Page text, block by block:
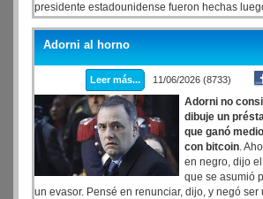
presidente estadounidense fueron hechas
que Washington concretó ayer contra la
además, son producto del estancamiento de
paz de las últimas horas.
Adorni al horno
Leer más... 11/06/2026 (8733)
Adorni no
dibuje un
que ganó
con bitcoin.
en negro, dijo
que se asumió
un evasor. Pensé en renunciar, dijo, y negó ser